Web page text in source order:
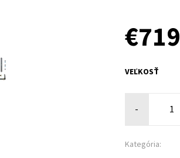
€719
VEĽKOSŤ
-
Kategória: